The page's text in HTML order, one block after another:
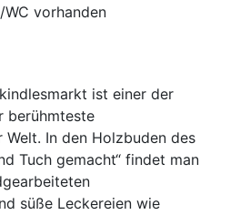
vorhanden
ist einer der
berühmteste
In den Holzbuden des
Tuch gemacht“ findet man
süße Leckereien wie